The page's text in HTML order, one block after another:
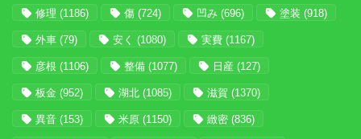
修理 (1186) 傷 (724) 凹み (696) 塗装 (918)
外車 (79) 安く (1080) 実費 (1167)
彦根 (1106) 整備 (1077) 日産 (127)
板金 (952) 湖北 (1085) 滋賀 (1370)
異音 (153) 米原 (1150) 緻密 (836)